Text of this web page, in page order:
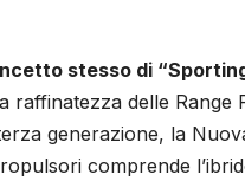
stesso di
delle Range
generazione, la
comprende